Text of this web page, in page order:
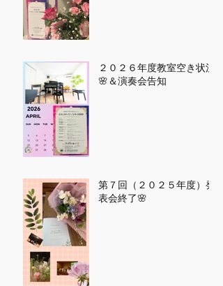
２０２６年度教室空き状況
🌸＆演奏会告知
第７回（２０２５年度）発
表会終了🌸